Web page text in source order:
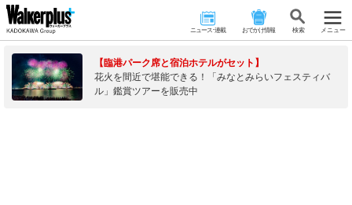
ニュース･連載 おでかけ情報 検 索 メニュー
【臨港パーク席と宿泊ホテルがセット】
花火を間近で堪能できる！「みなとみらいフェスティバ
ル」鑑賞ツアーを販売中